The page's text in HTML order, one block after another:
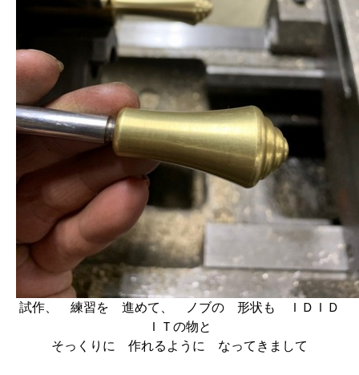
試作、 練習を 進めて、 ノブの 形状も ＩＤＩＤ
ＩＴの物と
そっくりに 作れるように なってきまして